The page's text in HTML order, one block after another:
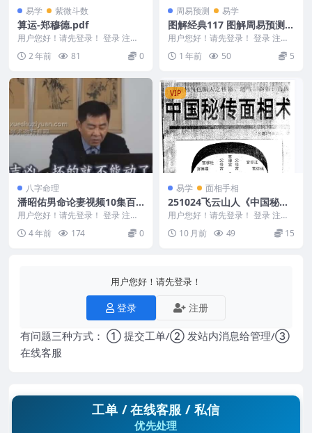
易学 紫微斗数
算运-郑穆德.pdf
用户您好！请先登录！ 登录 注册
版...2 年前 81 0
周易预测 易学
图解经典117 图解周易预测学
(第二部) 断法详解
用户您好！请先登录！ 登录 注册
图解经典117 图解周易预测学(第
二部) 断法...
1 年前 50 5
八字命理
潘昭佑男命论妻视频10集百
度盘下载
用户您好！请先登录！ 登录 注册
编码：F5620.男命论妻 男命论妻/
├──...
4 年前 174 0
VIP
易学 面相手相
251024飞云山人《中国秘传
面相术》，简体中文版 干货
多 257页 电子版Y
用户您好！请先登录！ 登录 注册
飞云山人《中国秘传面相术》，简
体中文版 干货多...
10 月前 49 15
用户您好！请先登录！
登录 注册
有问题三种方式： ① 提交工单/② 发站内消息给管理/③
在线客服
工单 / 在线客服 / 私信
优先处理